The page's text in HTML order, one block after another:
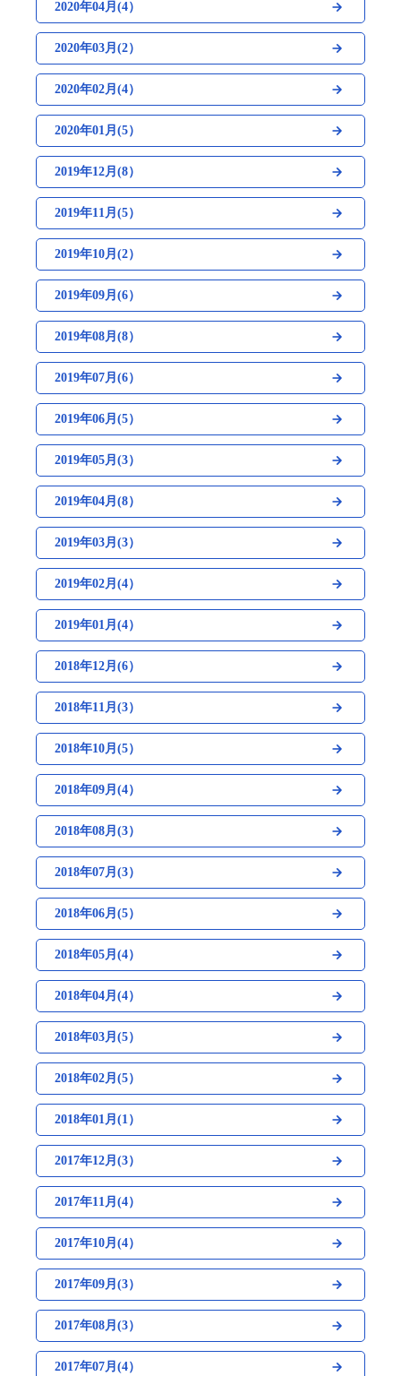
2020年04月(4）
2020年03月(2）
2020年02月(4）
2020年01月(5）
2019年12月(8）
2019年11月(5）
2019年10月(2）
2019年09月(6）
2019年08月(8）
2019年07月(6）
2019年06月(5）
2019年05月(3）
2019年04月(8）
2019年03月(3）
2019年02月(4）
2019年01月(4）
2018年12月(6）
2018年11月(3）
2018年10月(5）
2018年09月(4）
2018年08月(3）
2018年07月(3）
2018年06月(5）
2018年05月(4）
2018年04月(4）
2018年03月(5）
2018年02月(5）
2018年01月(1）
2017年12月(3）
2017年11月(4）
2017年10月(4）
2017年09月(3）
2017年08月(3）
2017年07月(4）